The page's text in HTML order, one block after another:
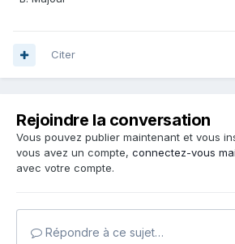
Citer
Rejoindre la conversation
Vous pouvez publier maintenant et vous
vous avez un compte, connectez-vous
avec votre compte.
Répondre à ce sujet…